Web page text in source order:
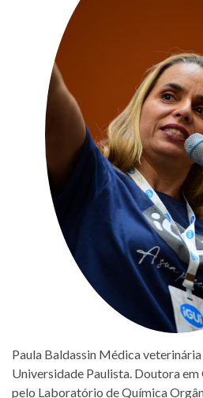
Paula Baldassin Médica
Universidade Paulista. Doutora
pelo Laboratório de Química